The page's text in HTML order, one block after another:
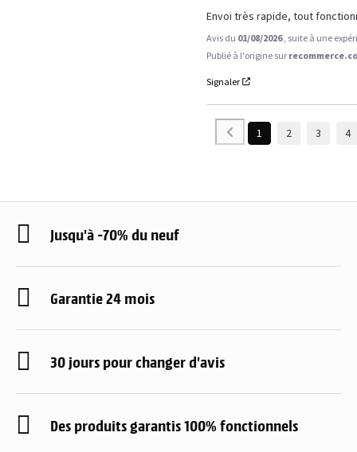
Envoi très rapide, tout
Avis du 01/08/2026 , suite à une
Publié à l'origine sur
Signaler
1 2 3 4
Jusqu'à -70% du neuf
Garantie 24 mois
30 jours pour changer d'avis
Des produits garantis 100% fonctionnels